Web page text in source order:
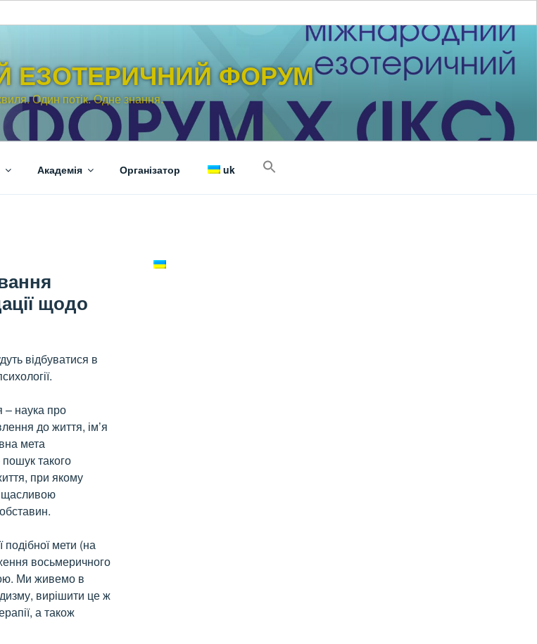
ЕЗОТЕРИЧНИЙ ФОРУМ
Один потік. Одне знання.
Академія Організатор uk
щодо
відбуватися в
– наука про
до життя, ім’я
мета
пошук такого
при якому
подібної мети (на
восьмеричного
Ми живемо в
вирішити це ж
а також